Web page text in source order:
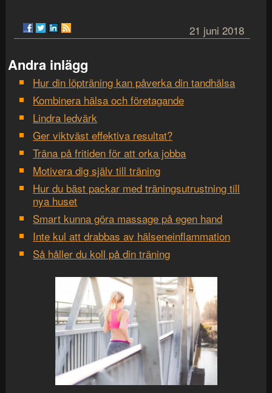
21 juni 2018
Andra inlägg
Hur din löpträning kan påverka din tandhälsa
Kombinera hälsa och företagande
Lindra ledvärk
Ger viktväst effektiva resultat?
Träna på fritiden för att orka jobba
Motivera dig själv till träning
Hur du bäst packar med träningsutrustning till
nya huset
Smart kunna göra massage på egen hand
Inte kul att drabbas av hälseneinflammation
Så håller du koll på din träning